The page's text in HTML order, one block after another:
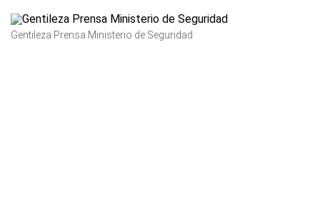
Gentileza Prensa Ministerio de Seguridad